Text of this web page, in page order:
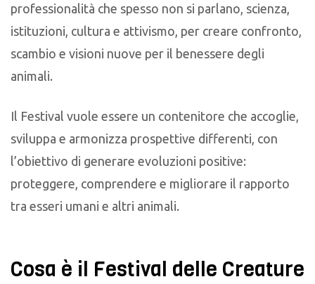
professionalità che spesso non si parlano, scienza,
istituzioni, cultura e attivismo, per creare confronto,
scambio e visioni nuove per il benessere degli
animali.
Il Festival vuole essere un contenitore che accoglie,
sviluppa e armonizza prospettive differenti, con
l’obiettivo di generare evoluzioni positive:
proteggere, comprendere e migliorare il rapporto
tra esseri umani e altri animali.
Cosa è il Festival delle Creature